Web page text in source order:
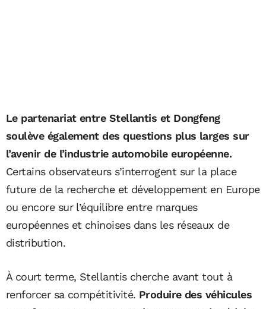
Le partenariat entre Stellantis et Dongfeng
soulève également des questions plus larges sur
l’avenir de l’industrie automobile européenne.
Certains observateurs s’interrogent sur la place
future de la recherche et développement en Europe
ou encore sur l’équilibre entre marques
européennes et chinoises dans les réseaux de
distribution.
À court terme, Stellantis cherche avant tout à
renforcer sa compétitivité. Produire des véhicules